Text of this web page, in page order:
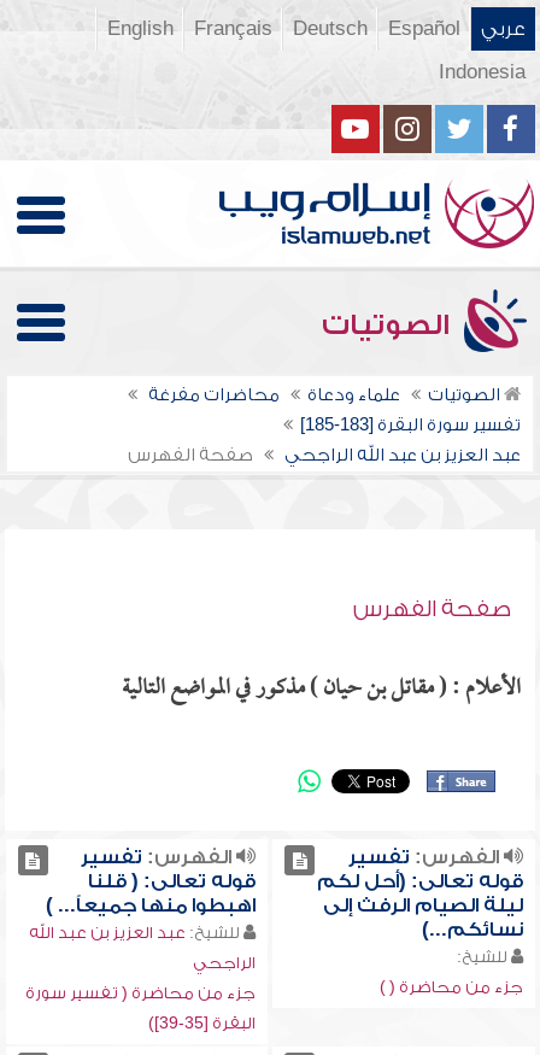
عربي Español
Deutsch
Français
English
Indonesia
الصوتيات
الصوتيات علماء ودعاة
محاضرات مفرغة
تفسير سورة البقرة [183-185]
عبد العزيز بن عبد الله الراجحي
صفحة الفهرس
صفحة الفهرس
الأعلام : ( مقاتل بن حيان ) مذكور في المواضع التالية
الفهرس: تفسير
قوله تعالى: (أحل لكم
ليلة الصيام الرفث إلى
نسائكم...)
للشيخ:
جزء من محاضرة ( )
الفهرس: تفسير
قوله تعالى: ( قلنا
اهبطوا منها جميعاً... )
للشيخ: عبد العزيز بن عبد الله
الراجحي
جزء من محاضرة ( تفسير سورة
البقرة [35-39])